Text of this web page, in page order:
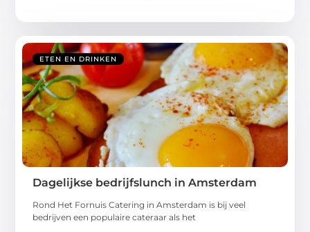
ETEN EN DRINKEN
Dagelijkse bedrijfslunch in Amsterdam
Rond Het Fornuis Catering in Amsterdam is bij veel
bedrijven een populaire cateraar als het